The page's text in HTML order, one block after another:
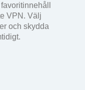
VPN. Välj
och skydda